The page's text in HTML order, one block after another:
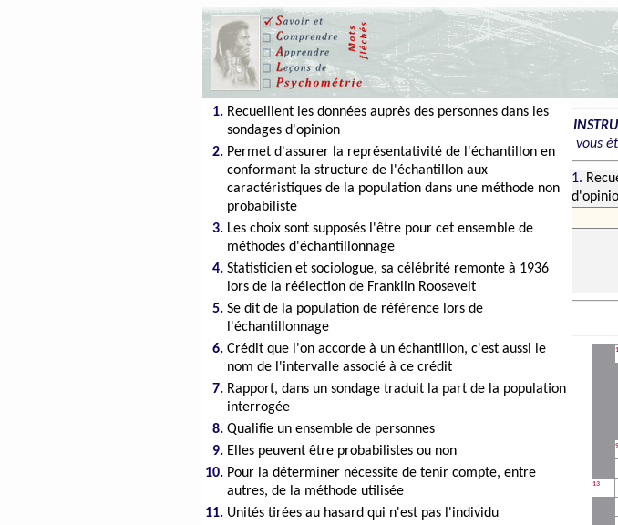
1. Recueillent les données auprès des personnes dans les
sondages d'opinion
2. Permet d'assurer la représentativité de l'échantillon en
conformant la structure de l'échantillon aux
caractéristiques de la population dans une méthode non
probabiliste
3. Les choix sont supposés l'être pour cet ensemble de
méthodes d'échantillonnage
4. Statisticien et sociologue, sa célébrité remonte à 1936
lors de la réélection de Franklin Roosevelt
5. Se dit de la population de référence lors de
l'échantillonnage
6. Crédit que l'on accorde à un échantillon, c'est aussi le
nom de l'intervalle associé à ce crédit
7. Rapport, dans un sondage traduit la part de la population
interrogée
8. Qualifie un ensemble de personnes
9. Elles peuvent être probabilistes ou non
10. Pour la déterminer nécessite de tenir compte, entre
autres, de la méthode utilisée
11. Unités tirées au hasard qui n'est pas l'individu
vous
1.
1
9
13